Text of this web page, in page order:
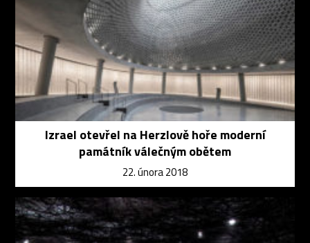
Izrael otevřel na Herzlově hoře moderní
památník válečným obětem
22. února 2018